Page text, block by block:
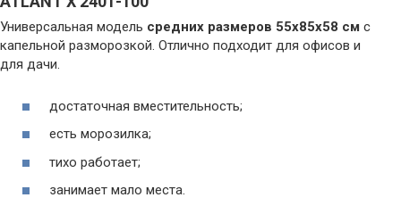
Универсальная модель средних размеров 55х85х58 см с
капельной разморозкой. Отлично подходит для офисов и
для дачи.
достаточная вместительность;
есть морозилка;
тихо работает;
занимает мало места.